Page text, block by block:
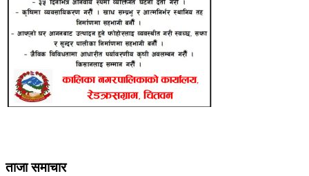
ताजा समाचार